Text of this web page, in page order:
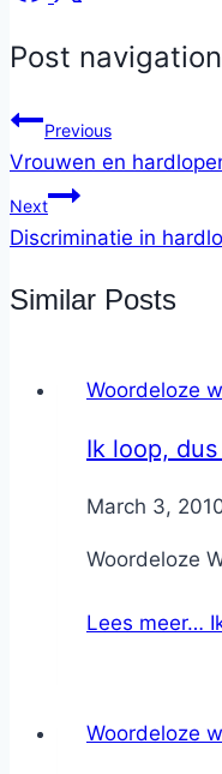
Post navigation
Previous
Vrouwen en
Next
Discriminatie in
Similar Posts
Woordeloze
Ik loop,
ByNicole
March 3,
Woordeloze
Lees meer…
Woordeloze